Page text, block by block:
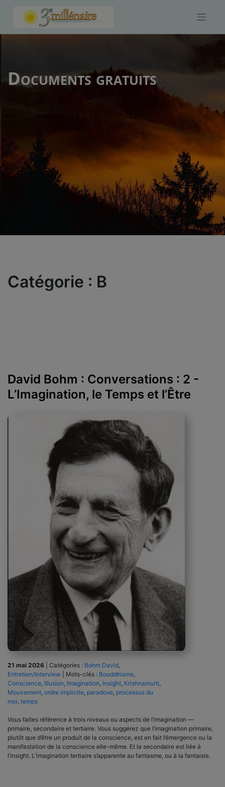
Documents gratuits
Catégorie : B
David Bohm : Conversations : 2 -
L’Imagination, le Temps et l’Être
21 mai 2026 Catégories : Bohm David
Entretien/Interview
Mots-clés : Bouddhisme
Conscience Illusion Imagination Insight Krishnamurti
Mouvement ordre implicite paradoxe processus du
moi temps
Vous faites référence à trois niveaux ou aspects de l’imagination —
primaire, secondaire et tertiaire. Vous suggérez que l’imagination primaire,
plutôt que d’être un produit de la conscience, est en fait l’émergence ou la
manifestation de la conscience elle-même. Et la secondaire est liée à
l’insight. L’imagination tertiaire s’apparente au fantasme, ou à la fantaisie.